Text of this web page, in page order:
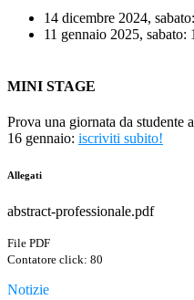
14 dicembre 2024,
11 gennaio 2025, sabato:
MINI STAGE
Prova una giornata da studente
16 gennaio: iscriviti subito!
Allegati
abstract-professionale.pdf
File PDF
Contatore click: 80
Notizie